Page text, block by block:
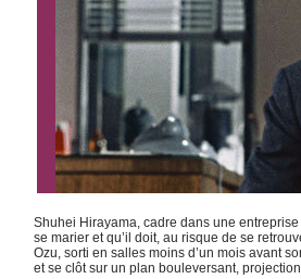
Shuhei Hirayama, cadre dans une
se marier et qu’il doit, au risque de se
Ozu, sorti en salles moins d’un mois avant
et se clôt sur un plan bouleversant,